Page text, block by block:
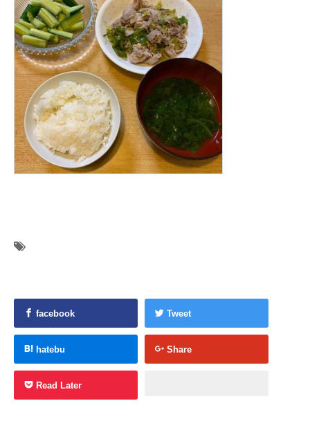
facebook Tweet
hatebu Share
Read Later